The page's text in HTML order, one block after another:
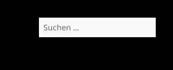
Suchen
nach: